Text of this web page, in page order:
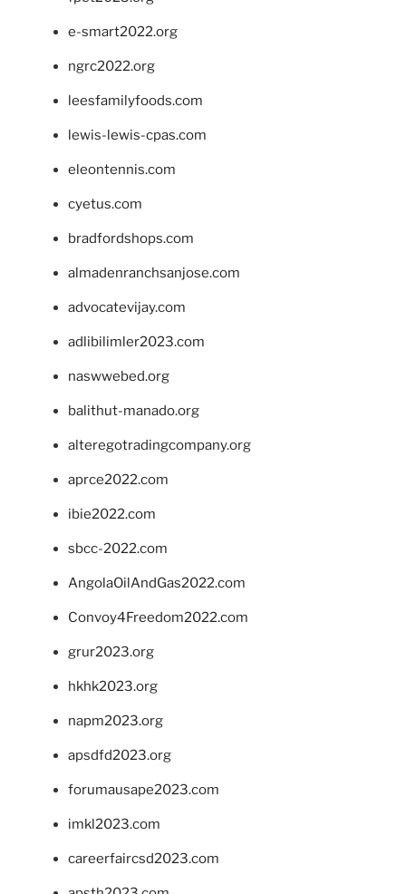
e-smart2022.org
ngrc2022.org
leesfamilyfoods.com
lewis-lewis-cpas.com
eleontennis.com
cyetus.com
bradfordshops.com
almadenranchsanjose.com
advocatevijay.com
adlibilimler2023.com
naswwebed.org
balithut-manado.org
alteregotradingcompany.org
aprce2022.com
ibie2022.com
sbcc-2022.com
AngolaOilAndGas2022.com
Convoy4Freedom2022.com
grur2023.org
hkhk2023.org
napm2023.org
apsdfd2023.org
forumausape2023.com
imkl2023.com
careerfaircsd2023.com